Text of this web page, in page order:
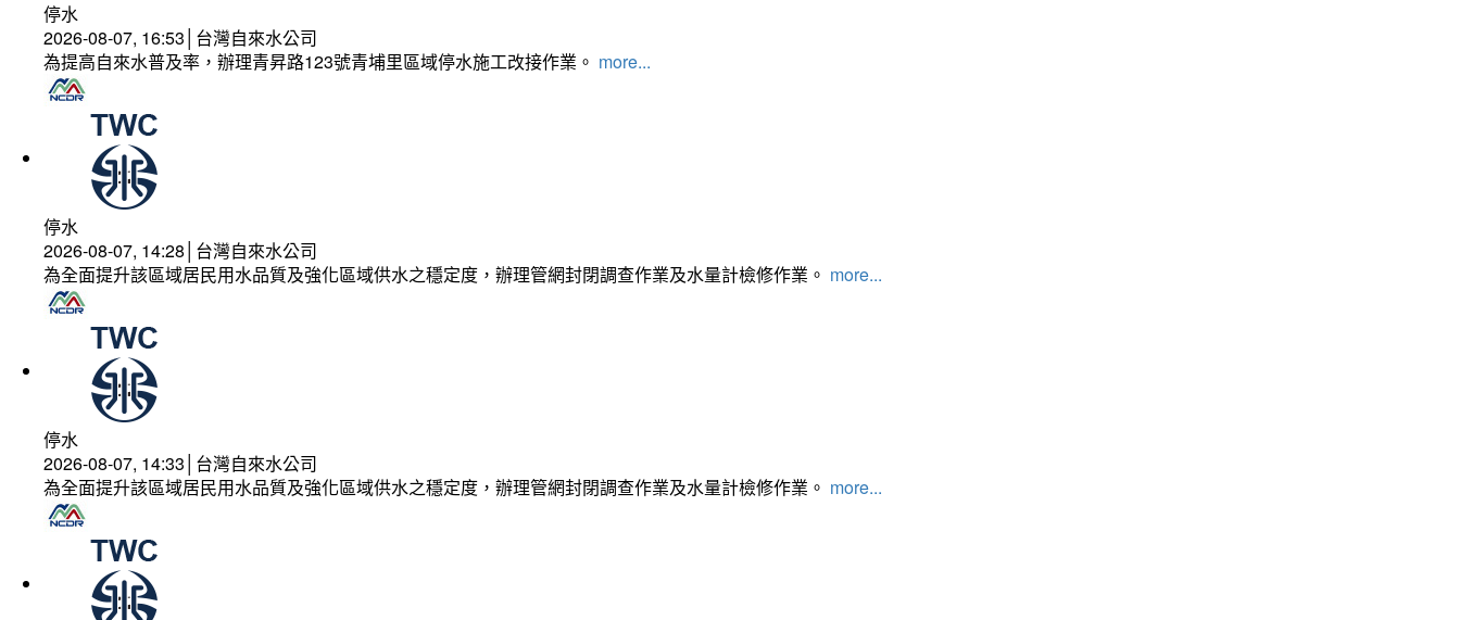
停水
2026-08-07, 16:53│台灣自來水公司
為提高自來水普及率，辦理青昇路123號青埔里區域停水施工改接作業。 more...
停水
2026-08-07, 14:28│台灣自來水公司
為全面提升該區域居民用水品質及強化區域供水之穩定度，辦理管網封閉調查作業及水量計檢修作業。 more...
停水
2026-08-07, 14:33│台灣自來水公司
為全面提升該區域居民用水品質及強化區域供水之穩定度，辦理管網封閉調查作業及水量計檢修作業。 more...